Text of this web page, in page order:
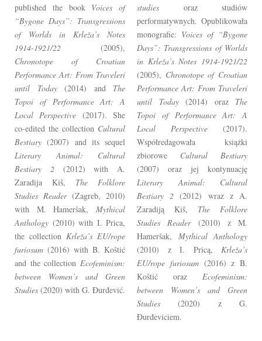
published the book Voices of
“Bygone Days”: Transgressions
of Worlds in Krleža’s Notes
1914-1921/22 (2005),
Chronotope of Croatian
Performance Art: From Traveleri
until Today(2014) and The
Topoi of Performance Art: A
Local Perspective (2017). She
co-edited the collection Cultural
Bestiary(2007) and its sequel
Literary Animal: Cultural
Bestiary 2 (2012) with A.
Zaradija Kiš, The Folklore
Studies Reader (Zagreb, 2010)
with M. Hameršak, Mythical
Anthology (2010) with I. Prica,
the collection Krleža’s EU/rope
furiosum (2016) with B. Koštić
and the collection Ecofeminism:
between Women’s and Green
Studies (2020) with G. Đurđević.
studies oraz studiów
performatywnych. Opublikowała
monografie: Voices of “Bygone
Days”: Transgressions of Worlds
in Krleža’s Notes 1914-1921/22
(2005), Chronotope of Croatian
Performance Art: From Traveleri
until Today(2014) oraz The
Topoi of Performance Art: A
Local Perspective (2017).
Współredagowała książki
zbiorowe Cultural Bestiary
(2007) oraz jej kontynuację
Literary Animal: Cultural
Bestiary 2 (2012) wraz z A.
Zaradiją Kiš, The Folklore
Studies Reader(2010) z M.
Hameršak, Mythical Anthology
(2010) z I. Pricą, Krleža’s
EU/rope furiosum(2016) z B.
Koštić oraz Ecofeminism:
between Women’s and Green
Studies (2020) z G.
Đurđeviciem.